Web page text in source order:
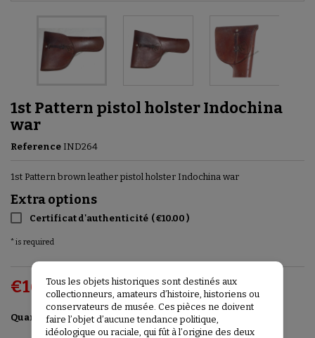
1st Pattern pistol holster Indochina
war
Reference IND264
1st Pattern brown leather pistol holster Indochina war
Extra options
Certificat d'authenticité ( €10.00 )
* is required
€160.00 VAT included
Quantity  Add to basket
Tous les objets historiques sont destinés aux
collectionneurs, amateurs d’histoire, historiens ou
conservateurs de musée. Ces pièces ne doivent
faire l’objet d’aucune tendance politique,
idéologique ou raciale, qui fût à l’origine des deux